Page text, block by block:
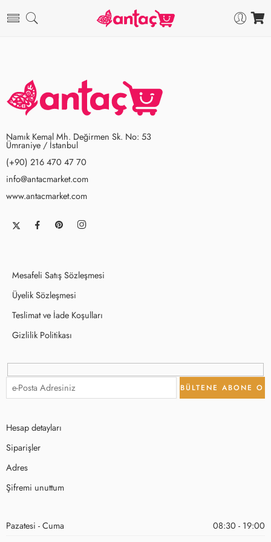
Namık Kemal Mh. Değirmen Sk. No: 53
Ümraniye / İstanbul
(+90) 216 470 47 70
info@antacmarket.com
www.antacmarket.com
Mesafeli Satış Sözleşmesi
Üyelik Sözleşmesi
Teslimat ve İade Koşulları
Gizlilik Politikası
Hesap detayları
Siparişler
Adres
Şifremi unuttum
Pazatesi - Cuma
08:30 - 19:00